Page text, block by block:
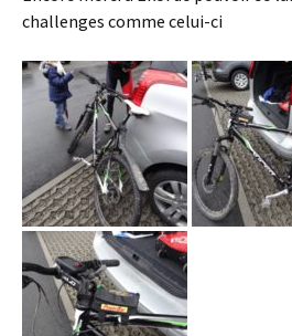
challenges comme celui-ci